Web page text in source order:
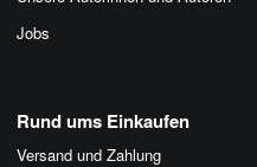
Jobs
Rund ums Einkaufen
Versand und Zahlung